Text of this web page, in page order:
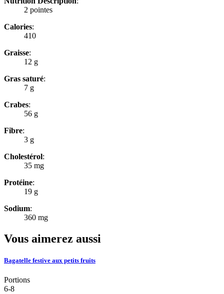
2 pointes
Calories:
410
Graisse:
12 g
Gras saturé:
7 g
Crabes:
56 g
Fibre:
3 g
Cholestérol:
35 mg
Protéine:
19 g
Sodium:
360 mg
Vous aimerez aussi
Bagatelle festive aux petits fruits
Portions
6-8